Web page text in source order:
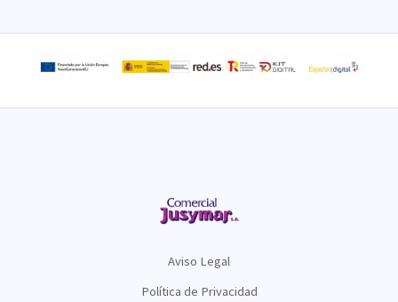
Aviso Legal
Política de Privacidad